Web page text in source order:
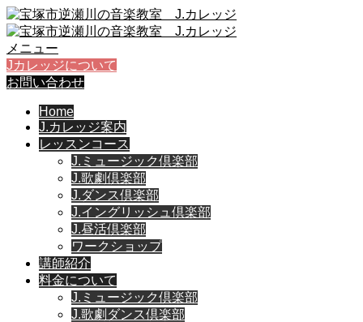
メニュー
Jカレッジについて
お問い合わせ
Home
J.カレッジ案内
レッスンコース
J.ミュージック倶楽部
J.歌劇倶楽部
J.ダンス倶楽部
J.イングリッシュ倶楽部
J.昼活倶楽部
ワークショップ
講師紹介
料金について
J.ミュージック倶楽部
J.歌劇ダンス倶楽部